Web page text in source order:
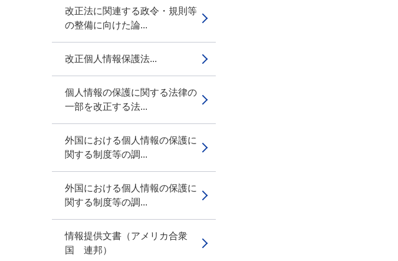
改正法に関連する政令・規則等
の整備に向けた論...
改正個人情報保護法...
個人情報の保護に関する法律の
一部を改正する法...
外国における個人情報の保護に
関する制度等の調...
外国における個人情報の保護に
関する制度等の調...
情報提供文書（アメリカ合衆
国 連邦）